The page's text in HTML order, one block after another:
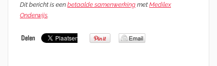
Dit bericht is een betaalde samenwerking met Medilex
Onderwijs.